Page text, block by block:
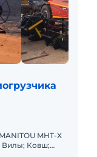
MHT-X
Вилы; Ковш;